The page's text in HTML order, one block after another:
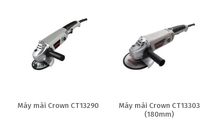
Máy mài Crown CT13290
Máy mài Crown CT13303
(180mm)